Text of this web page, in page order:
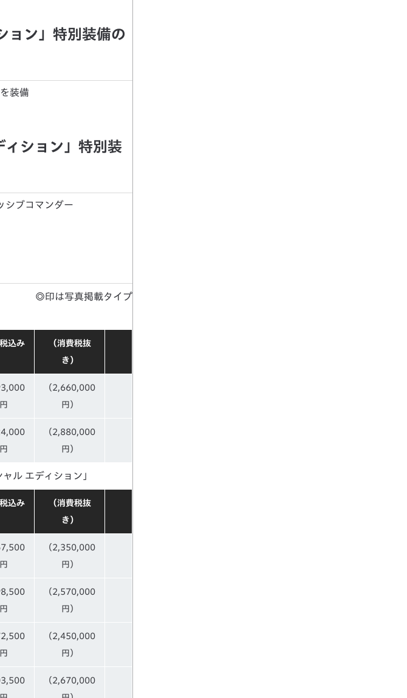
ョン」特別装備の
を装備
ション」特別装
シブコマンダー
◎印は写真掲載タイプ
込み
（消費税抜
き）
円
（2,660,000
円）
円
（2,880,000
円）
ル エディション」
込み
（消費税抜
き）
円
（2,350,000
円）
円
（2,570,000
円）
円
（2,450,000
円）
（2,670,000